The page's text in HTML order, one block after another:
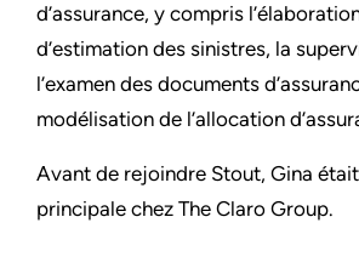
d’assurance, y compris
d’estimation des sinistres, la
l’examen des documents
modélisation de l’allocation
Avant de rejoindre Stout, Gina
principale chez The Claro Group.